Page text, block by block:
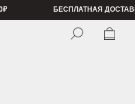
ДОСТАВКА ОТ 5000₽